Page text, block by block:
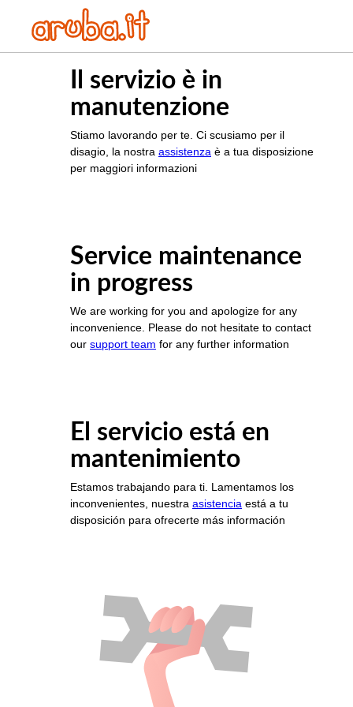
Il servizio è in
manutenzione
Stiamo lavorando per te. Ci scusiamo per il
disagio, la nostra assistenza è a tua disposizione
per maggiori informazioni
Service maintenance
in progress
We are working for you and apologize for any
inconvenience. Please do not hesitate to contact
our support team for any further information
El servicio está en
mantenimiento
Estamos trabajando para ti. Lamentamos los
inconvenientes, nuestra asistencia está a tu
disposición para ofrecerte más información